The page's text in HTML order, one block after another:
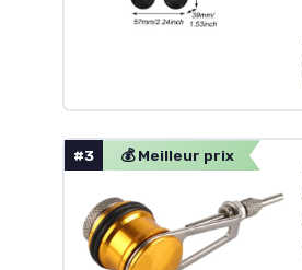
#3 💰 Meilleur prix